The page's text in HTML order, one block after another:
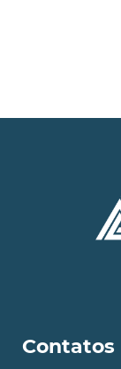
Contatos